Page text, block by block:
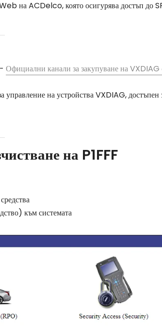
на ACDelco, която осигурява достъп до
Официални канали за закупуване на VXDIAG
на устройства VXDIAG, достъпен
на P1FFF
към системата